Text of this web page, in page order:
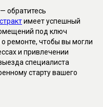
обратитесь
имеет успешный
под ключ
о ремонте, чтобы вы могли
и привлечении
специалиста
старту вашего
Открыть карту